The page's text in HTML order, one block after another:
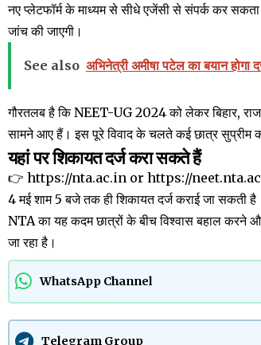
नए प्लेटफॉर्म के माध्यम से सीधे एजेंसी से संपर्क कर
जांच की जाएगी।
See also अभिनेत्री अमीषा पटेल का बयान होगा
गौरतलब है कि NEET-UG 2024 को लेकर बिहार,
सामने आए हैं। इस पूरे विवाद के चलते कई छात्र सुप्रीम
यहां पर शिकायत दर्ज करा सकते हैं
👉 https://nta.ac.in or https://
4 मई शाम 5 बजे तक ही शिकायत दर्ज कराई जा सकती है
NTA का यह कदम छात्रों के बीच विश्वास बहाल करने और
जा रहा है।
WhatsApp Channel
Telegram Group